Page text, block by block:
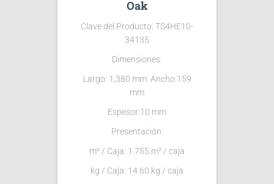
Oak
Clave del Producto: TS4HE10-
34135
Dimensiones:
Largo: 1,380 mm Ancho:159
mm
Espesor:10 mm
Presentación:
m² / Caja: 1.755 m² / caja
kg / Caja: 14.60 kg / caja